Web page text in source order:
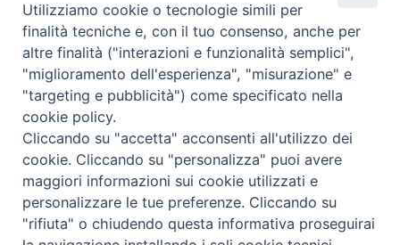
Arcidiocesi di Ravenna-Cervia
CONTATTI
Piazza Arcivescovado, 1 48121- Ravenna
tel 0544.541655
curia@diocesiravennacervia.it
Utilizziamo cookie o tecnologie simili per
finalità tecniche e, con il tuo consenso, anche per
altre finalità ("interazioni e funzionalità semplici",
"miglioramento dell'esperienza", "misurazione" e
"targeting e pubblicità") come specificato nella
cookie policy.
Cliccando su "accetta" acconsenti all'utilizzo dei
cookie. Cliccando su "personalizza" puoi avere
maggiori informazioni sui cookie utilizzati e
personalizzare le tue preferenze. Cliccando su
"rifiuta" o chiudendo questa informativa proseguirai